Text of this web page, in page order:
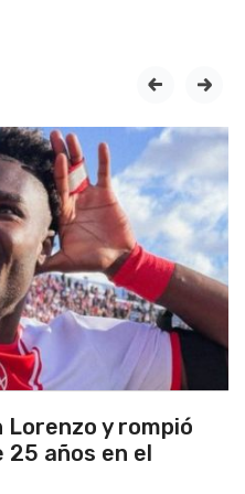
el clásico y se
prev next